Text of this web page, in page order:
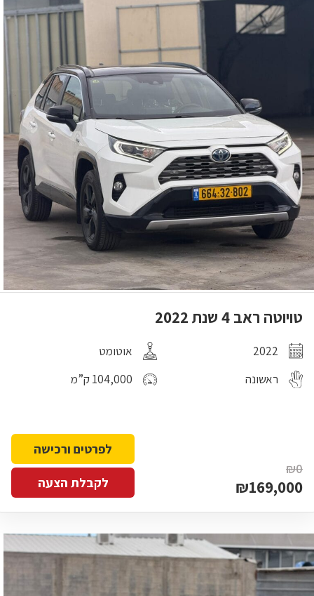
טויוטה ראב 4 שנת 2022
2022
אוטומט
ראשונה
104,000 ק”מ
₪0
₪169,000
לפרטים ורכישה
לקבלת הצעה